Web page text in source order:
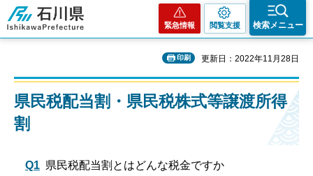
石川県
緊急情報 閲覧支援 検索メニュー
印刷 更新日：2022年11月28日
県民税配当割・県民税株式等譲渡所得
割
Q1 県民税配当割とはどんな税金ですか